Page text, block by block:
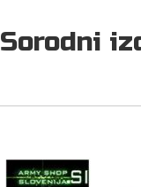
Sorodni